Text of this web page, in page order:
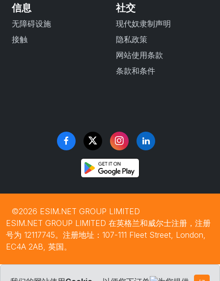
信息
无障碍设施
接触
社交
现代奴隶制声明
隐私政策
网站使用条款
条款和条件
©2026 ESIM.NET GROUP LIMITED
ESIM.NET GROUP LIMITED 在英格兰和威尔士注册，注册
号为 12117745。注册地址：107-111 Fleet Street, London,
EC4A 2AB, 英国。